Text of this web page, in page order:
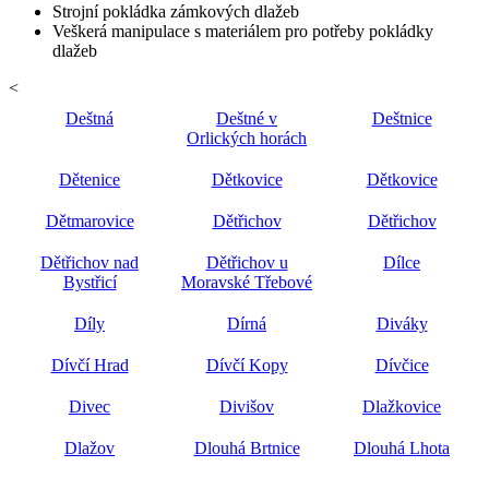
Strojní pokládka zámkových dlažeb
Veškerá manipulace s materiálem pro potřeby pokládky
dlažeb
<
Deštná
Deštné v
Orlických horách
Deštnice
Dětenice Dětkovice Dětkovice
Dětmarovice Dětřichov Dětřichov
Dětřichov nad
Bystřicí
Dětřichov u
Moravské Třebové
Dílce
Díly Dírná Diváky
Dívčí Hrad Dívčí Kopy Dívčice
Divec Divišov Dlažkovice
Dlažov Dlouhá Brtnice Dlouhá Lhota